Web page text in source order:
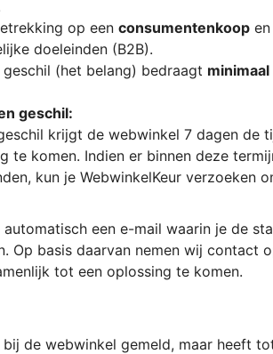
op een consumentenkoopen
doeleinden (B2B).
(het belang) bedraagt
geschil:
krijgt de webwinkel 7 dagen de
te komen. Indien er binnen deze
kun je WebwinkelKeur verzoeken
een e-mail waarin je de
Op basis daarvan nemen wij contact
tot een oplossing te komen.
de webwinkel gemeld, maar heeft